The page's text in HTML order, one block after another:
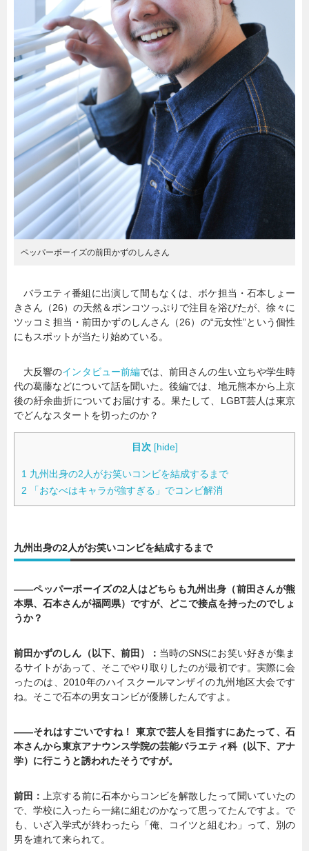
ペッパーボーイズの前田かずのしんさん
バラエティ番組に出演して間もなくは、ボケ担当・石本しょー
きさん（26）の天然＆ポンコツっぷりで注目を浴びたが、徐々に
ツッコミ担当・前田かずのしんさん（26）の“元女性”という個性
にもスポットが当たり始めている。
大反響のインタビュー前編では、前田さんの生い立ちや学生時
代の葛藤などについて話を聞いた。後編では、地元熊本から上京
後の紆余曲折についてお届けする。果たして、LGBT芸人は東京
でどんなスタートを切ったのか？
目次 [hide]
1 九州出身の2人がお笑いコンビを結成するまで
2 「おなべはキャラが強すぎる」でコンビ解消
九州出身の2人がお笑いコンビを結成するまで
――ペッパーボーイズの2人はどちらも九州出身（前田さんが熊
本県、石本さんが福岡県）ですが、どこで接点を持ったのでしょ
うか？
前田かずのしん（以下、前田）： 当時のSNSにお笑い好きが集ま
るサイトがあって、そこでやり取りしたのが最初です。実際に会
ったのは、2010年のハイスクールマンザイの九州地区大会です
ね。そこで石本の男女コンビが優勝したんですよ。
――それはすごいですね！ 東京で芸人を目指すにあたって、石
本さんから東京アナウンス学院の芸能バラエティ科（以下、アナ
学）に行こうと誘われたそうですが。
前田：
上京する前に石本からコンビを解散したって聞いていたの
で、学校に入ったら一緒に組むのかなって思ってたんですよ。で
も、いざ入学式が終わったら「俺、コイツと組むわ」って、別の
男を連れて来られて。